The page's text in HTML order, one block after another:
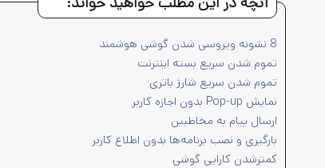
8 نشونه ویروسی شدن گوشی هوشمند
تموم شدن سریع بسته اینترنت
تموم شدن سریع شارژ باتری
نمایش Pop-up بدون اجازه کاربر
ارسال پیام به مخاطبین
بارگیری و نصب برنامه‌ها بدون اطلاع کاربر
کمترشدن کارایی گوشی